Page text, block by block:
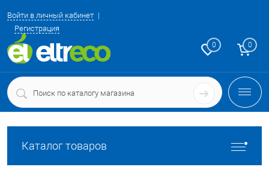
Войти в личный кабинет
Регистрация
0 0
Каталог товаров